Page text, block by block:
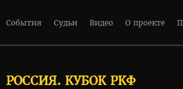
События Судьи Видео О проекте
РОССИЯ. КУБОК РКФ